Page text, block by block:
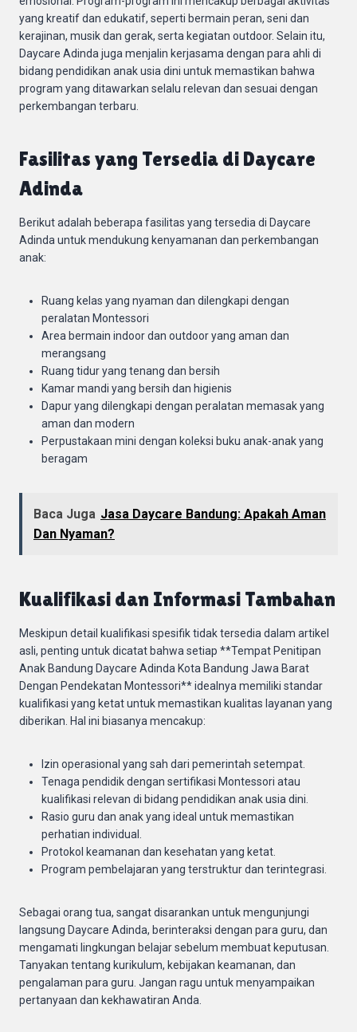
yang kreatif dan edukatif, seperti bermain peran, seni dan
kerajinan, musik dan gerak, serta kegiatan outdoor. Selain itu,
Daycare Adinda juga menjalin kerjasama dengan para ahli di
bidang pendidikan anak usia dini untuk memastikan bahwa
program yang ditawarkan selalu relevan dan sesuai dengan
perkembangan terbaru.
Fasilitas yang Tersedia di Daycare
Adinda
Berikut adalah beberapa fasilitas yang tersedia di Daycare
Adinda untuk mendukung kenyamanan dan perkembangan
anak:
Ruang kelas yang nyaman dan dilengkapi dengan
peralatan Montessori
Area bermain indoor dan outdoor yang aman dan
merangsang
Ruang tidur yang tenang dan bersih
Kamar mandi yang bersih dan higienis
Dapur yang dilengkapi dengan peralatan memasak yang
aman dan modern
Perpustakaan mini dengan koleksi buku anak-anak yang
beragam
Baca Juga Jasa Daycare Bandung: Apakah Aman
Dan Nyaman?
Kualifikasi dan Informasi Tambahan
Meskipun detail kualifikasi spesifik tidak tersedia dalam artikel
asli, penting untuk dicatat bahwa setiap **Tempat Penitipan
Anak Bandung Daycare Adinda Kota Bandung Jawa Barat
Dengan Pendekatan Montessori** idealnya memiliki standar
kualifikasi yang ketat untuk memastikan kualitas layanan yang
diberikan. Hal ini biasanya mencakup:
Izin operasional yang sah dari pemerintah setempat.
Tenaga pendidik dengan sertifikasi Montessori atau
kualifikasi relevan di bidang pendidikan anak usia dini.
Rasio guru dan anak yang ideal untuk memastikan
perhatian individual.
Protokol keamanan dan kesehatan yang ketat.
Program pembelajaran yang terstruktur dan terintegrasi.
Sebagai orang tua, sangat disarankan untuk mengunjungi
langsung Daycare Adinda, berinteraksi dengan para guru, dan
mengamati lingkungan belajar sebelum membuat keputusan.
Tanyakan tentang kurikulum, kebijakan keamanan, dan
pengalaman para guru. Jangan ragu untuk menyampaikan
pertanyaan dan kekhawatiran Anda.